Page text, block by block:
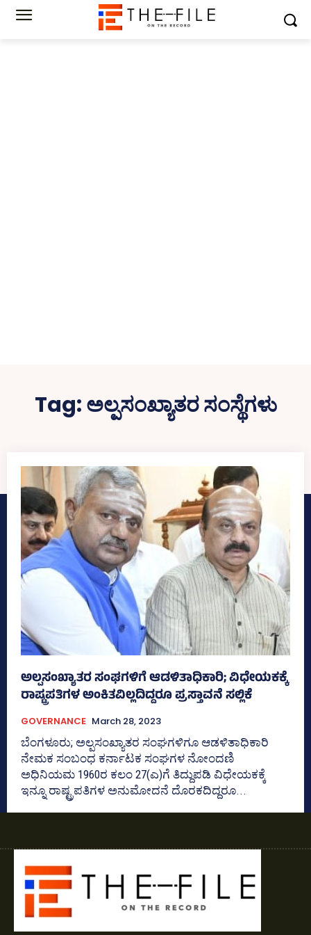
Tag:ಅಲ್ಪಸಂಖ್ಯಾತರ ಸಂಸ್ಥೆಗಳು
ಅಲ್ಪಸಂಖ್ಯಾತರ ಸಂಘಗಳಿಗೆ ಆಡಳಿತಾಧಿಕಾರಿ; ವಿಧೇಯಕಕ್ಕೆ
ರಾಷ್ಟ್ರಪತಿಗಳ ಅಂಕಿತವಿಲ್ಲದಿದ್ದರೂ ಪ್ರಸ್ತಾವನೆ ಸಲ್ಲಿಕೆ
GOVERNANCE March 28, 2023
ಬೆಂಗಳೂರು; ಅಲ್ಪಸಂಖ್ಯಾತರ ಸಂಘಗಳಿಗೂ ಆಡಳಿತಾಧಿಕಾರಿ
ನೇಮಕ ಸಂಬಂಧ ಕರ್ನಾಟಕ ಸಂಘಗಳ ನೋಂದಣಿ
ಅಧಿನಿಯಮ 1960ರ ಕಲಂ 27(ಎ)ಗೆ ತಿದ್ದುಪಡಿ ವಿಧೇಯಕಕ್ಕೆ
ಇನ್ನೂ ರಾಷ್ಟ್ರಪತಿಗಳ ಅನುಮೋದನೆ ದೊರಕದಿದ್ದರೂ...